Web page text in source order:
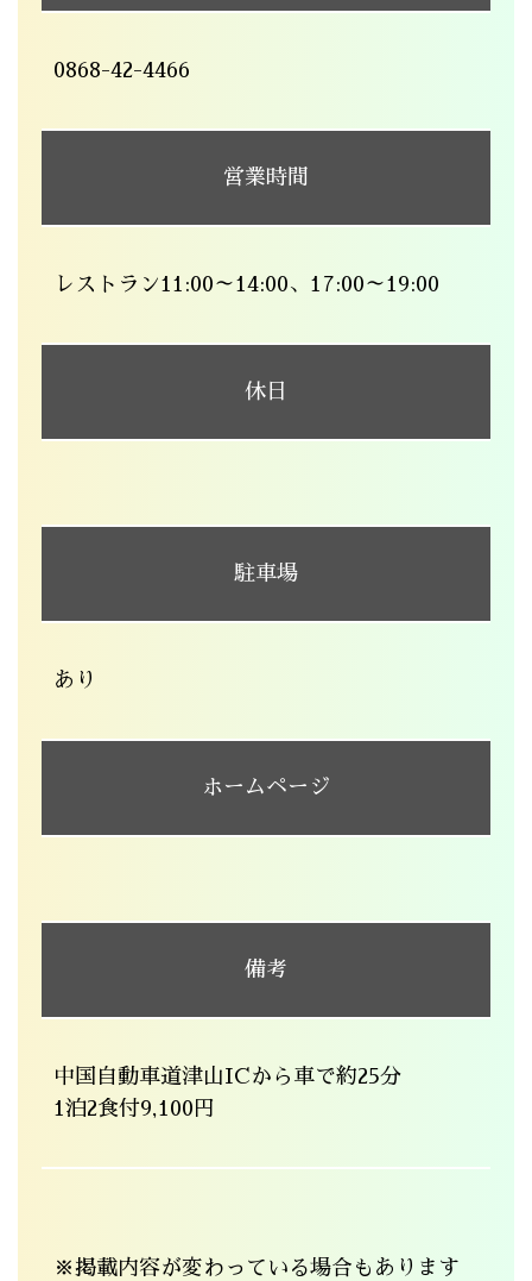
0868-42-4466
営業時間
レストラン11:00～14:00、17:00～19:00
休日
駐車場
あり
ホームページ
備考
中国自動車道津山ICから車で約25分
1泊2食付9,100円
※掲載内容が変わっている場合もあります